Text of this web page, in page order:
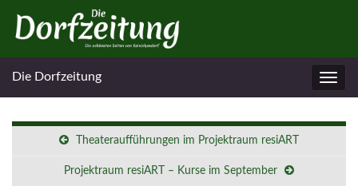
Die Dorfzeitung
Theateraufführungen im Projektraum resiART
Projektraum resiART – Kurse im September